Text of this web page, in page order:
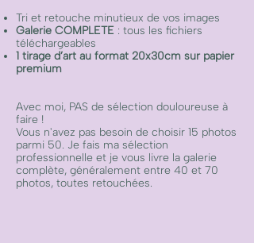
Tri et retouche minutieux de vos images
Galerie COMPLETE : tous les fichiers
téléchargeables
1 tirage d’art au format 20x30cm sur papier
premium
Avec moi, PAS de sélection douloureuse à
faire !
Vous n'avez pas besoin de choisir 15 photos
parmi 50. Je fais ma sélection
professionnelle et je vous livre la galerie
complète, généralement entre 40 et 70
photos, toutes retouchées.